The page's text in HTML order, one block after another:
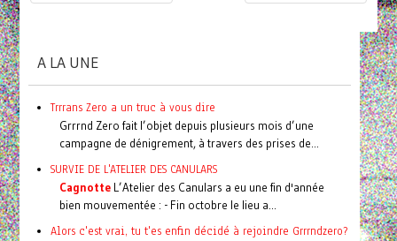
A LA UNE
Trrrans Zero a un truc à vous dire
Grrrnd Zero fait l’objet depuis plusieurs mois d’une
campagne de dénigrement, à travers des prises de...
SURVIE DE L'ATELIER DES CANULARS
CagnotteL’Atelier des Canulars a eu une fin d'année
bien mouvementée : - Fin octobre le lieu a...
Alors c'est vrai, tu t'es enfin décidé à rejoindre Grrrndzero?